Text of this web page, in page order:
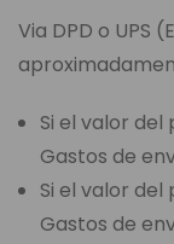
Via DPD o UPS
Si el valor
Gastos de
Si el valor del
Gastos de